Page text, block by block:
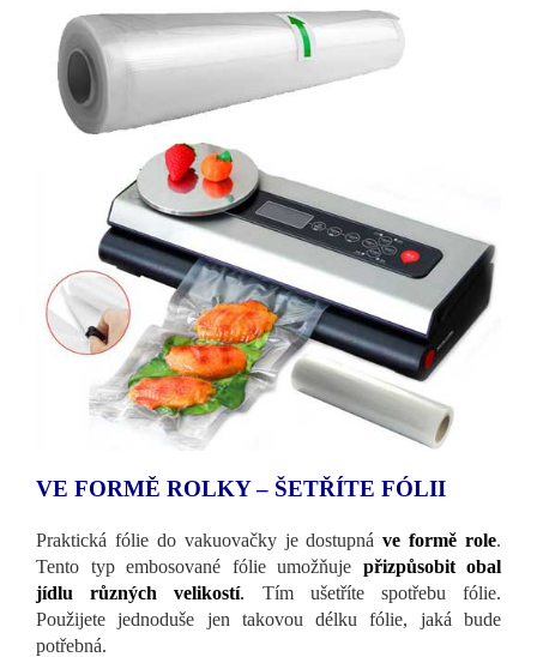
VE FORMĚ ROLKY – ŠETŘÍTE FÓLII
Praktická fólie do vakuovačky je dostupnáve formě role.
Tento typ embosované fólie umožňuje přizpůsobit obal
jídlu různých velikostí. Tím ušetříte spotřebu fólie.
Použijete jednoduše jen takovou délku fólie, jaká bude
potřebná.